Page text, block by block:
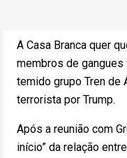
A Casa Branca quer
membros de gangues
temido grupo Tren de
terrorista por Trump.
Após a reunião com
início” da relação